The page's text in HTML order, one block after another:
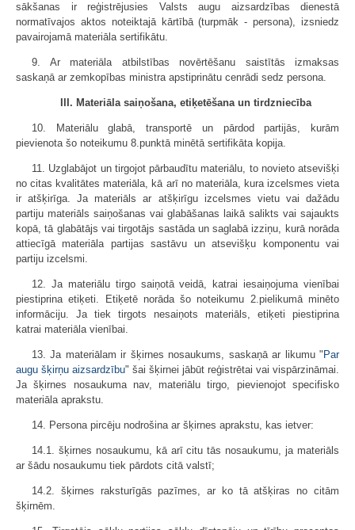
sākšanas ir reģistrējusies Valsts augu aizsardzības dienestā
normatīvajos aktos noteiktajā kārtībā (turpmāk - persona), izsniedz
pavairojamā materiāla sertifikātu.
9. Ar materiāla atbilstības novērtēšanu saistītās izmaksas
saskaņā ar zemkopības ministra apstiprinātu cenrādi sedz persona.
III. Materiāla saiņošana, etiķetēšana un tirdzniecība
10. Materiālu glabā, transportē un pārdod partijās, kurām
pievienota šo noteikumu 8.punktā minētā sertifikāta kopija.
11. Uzglabājot un tirgojot pārbaudītu materiālu, to novieto atsevišķi
no citas kvalitātes materiāla, kā arī no materiāla, kura izcelsmes vieta
ir atšķirīga. Ja materiāls ar atšķirīgu izcelsmes vietu vai dažādu
partiju materiāls saiņošanas vai glabāšanas laikā salikts vai sajaukts
kopā, tā glabātājs vai tirgotājs sastāda un saglabā izziņu, kurā norāda
attiecīgā materiāla partijas sastāvu un atsevišķu komponentu vai
partiju izcelsmi.
12. Ja materiālu tirgo saiņotā veidā, katrai iesaiņojuma vienībai
piestiprina etiķeti. Etiķetē norāda šo noteikumu 2.pielikumā minēto
informāciju. Ja tiek tirgots nesaiņots materiāls, etiķeti piestiprina
katrai materiāla vienībai.
13. Ja materiālam ir šķirnes nosaukums, saskaņā ar likumu " Par
augu šķirņu aizsardzību" šai šķirnei jābūt reģistrētai vai vispārzināmai.
Ja šķirnes nosaukuma nav, materiālu tirgo, pievienojot specifisko
materiāla aprakstu.
14. Persona pircēju nodrošina ar šķirnes aprakstu, kas ietver:
14.1. šķirnes nosaukumu, kā arī citu tās nosaukumu, ja materiāls
ar šādu nosaukumu tiek pārdots citā valstī;
14.2. šķirnes raksturīgās pazīmes, ar ko tā atšķiras no citām
šķirnēm.